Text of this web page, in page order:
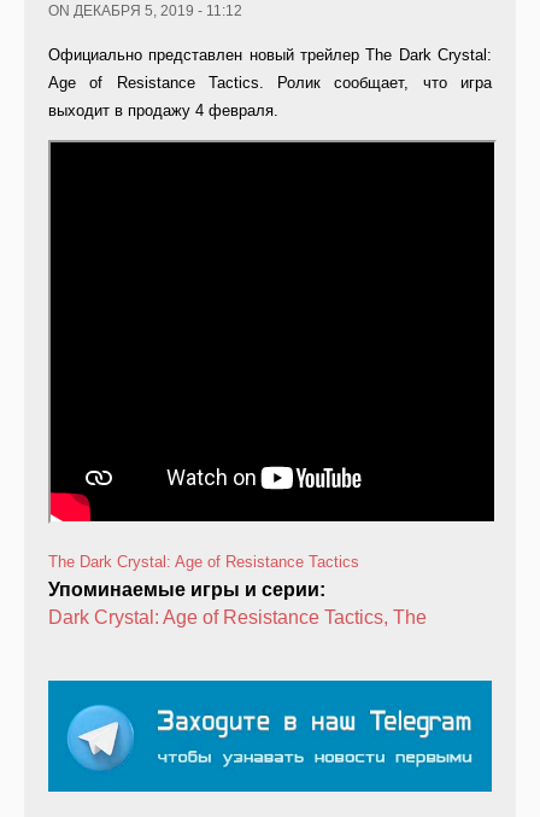
ON ДЕКАБРЯ 5, 2019 - 11:12
Официально представлен новый трейлер The Dark Crystal:
Age of Resistance Tactics. Ролик сообщает, что игра
выходит в продажу 4 февраля.
The Dark Crystal: Age of Resistance Tactics
Упоминаемые игры и серии:
Dark Crystal: Age of Resistance Tactics, The